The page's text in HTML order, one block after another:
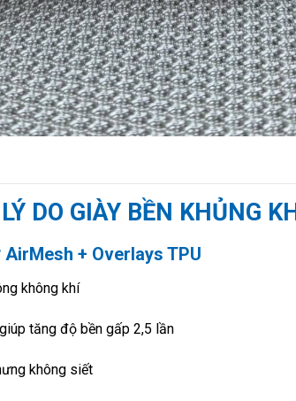
DO GIÀY BỀN KHỦNG
+ Overlays TPU
không khí
tăng độ bền gấp 2,5 lần
không siết